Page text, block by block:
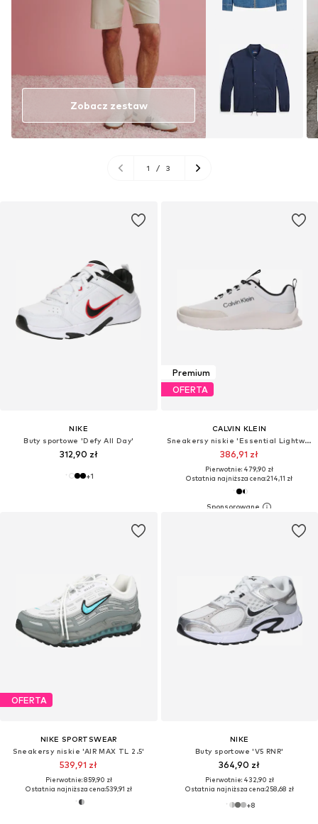
Zobacz zestaw
1 / 3
NIKE
Buty sportowe 'Defy All Day'
312,90 zł
+1
Premium
OFERTA
CALVIN KLEIN
Sneakersy niskie 'Essential Lightweight Runner'
386,91 zł
Pierwotnie: 479,90 zł
Ostatnia najniższa cena:214,11 zł
OFERTA
NIKE SPORTSWEAR
Sneakersy niskie 'AIR MAX TL 2.5'
539,91 zł
Pierwotnie: 859,90 zł
Ostatnia najniższa cena:539,91 zł
NIKE
Buty sportowe 'V5 RNR'
364,90 zł
Pierwotnie: 432,90 zł
Ostatnia najniższa cena:258,68 zł
+8